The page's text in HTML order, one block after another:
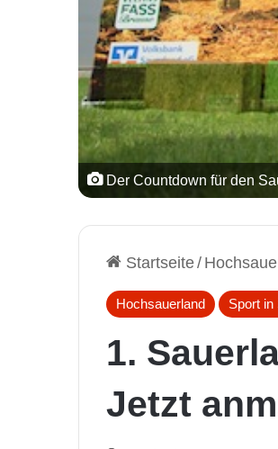
Der Countdown für den
Startseite/
Hochsauerland Sport in
1.
Jetzt